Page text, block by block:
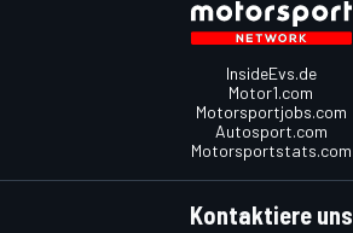
InsideEvs.de
Motor1.com
Motorsportjobs.com
Autosport.com
Motorsportstats.com
Kontaktiere uns